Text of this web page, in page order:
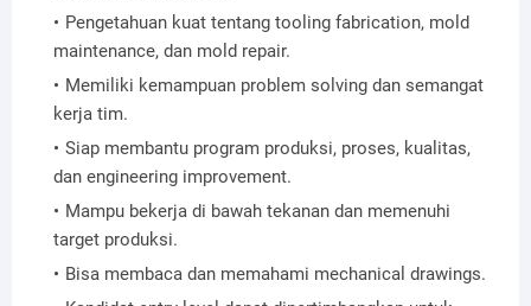
Pengetahuan kuat tentang tooling fabrication, mold
maintenance, dan mold repair.
Memiliki kemampuan problem solving dan semangat
kerja tim.
Siap membantu program produksi, proses, kualitas,
dan engineering improvement.
Mampu bekerja di bawah tekanan dan memenuhi
target produksi.
Bisa membaca dan memahami mechanical drawings.